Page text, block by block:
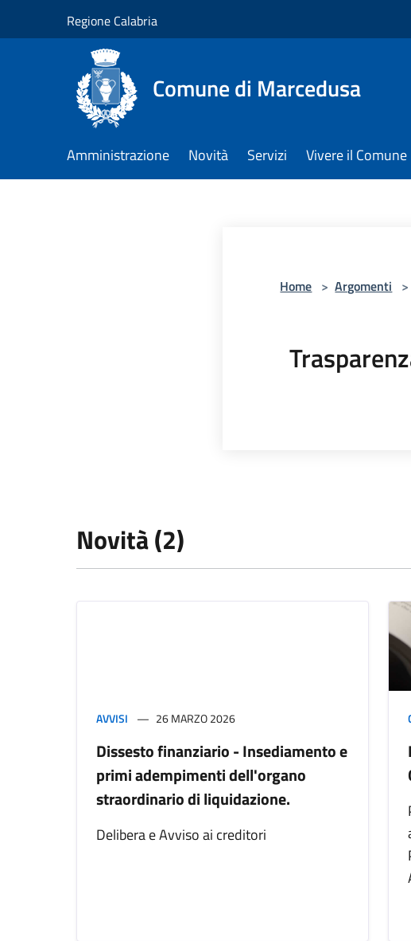
Regione Calabria
Comune di Marcedusa
Amministrazione Novità Servizi Vivere il Comune
Home > Argomenti >
Novità (2)
AVVISI 26 MARZO 2026
Dissesto finanziario - Insediamento e
primi adempimenti dell'organo
straordinario di liquidazione.
Delibera e Avviso ai creditori